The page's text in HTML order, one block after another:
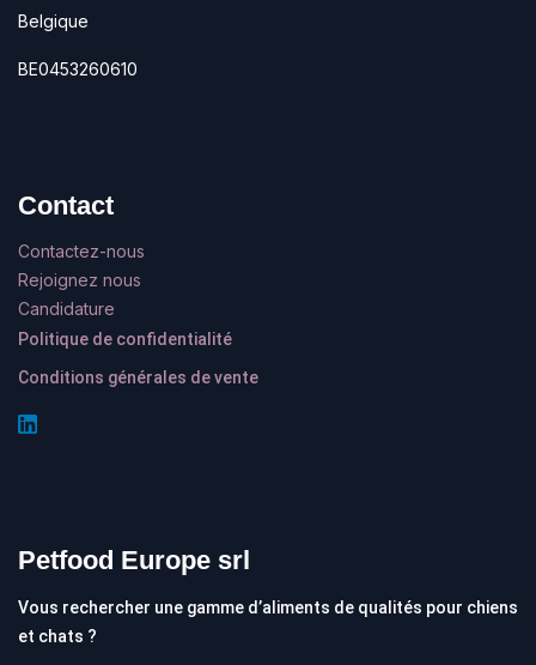
Belgique
BE0453260610
Contact
Contactez-nous
Rejoignez nous
Candidature
Politique de confidentialité
Conditions générales de vente
Petfood Europe srl
Vous rechercher une gamme d’aliments de qualités pour chiens
et chats ?